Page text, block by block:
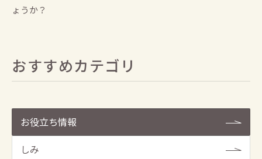
ょうか？
おすすめカテゴリ
お役立ち情報
しみ